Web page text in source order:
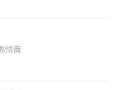
情商